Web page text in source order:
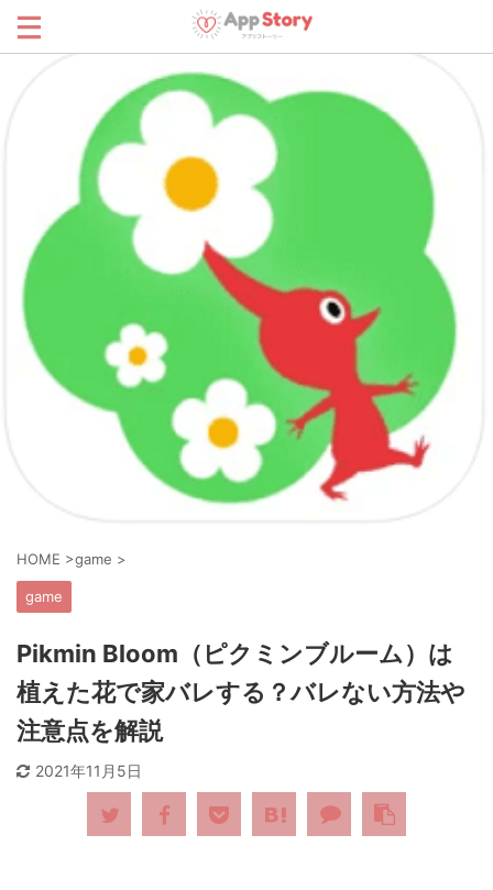
HOME >game >
game
Pikmin Bloom（ピクミンブルーム）は
植えた花で家バレする？バレない方法や
注意点を解説
2021年11月5日